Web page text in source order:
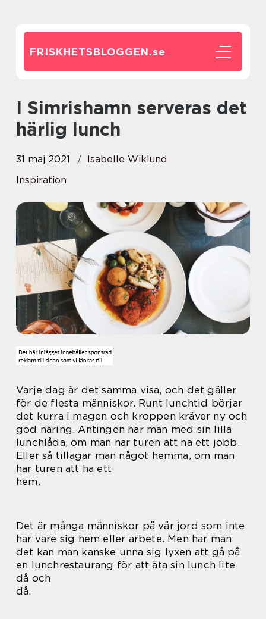
FRISKHETSBLOGGEN.se
I Simrishamn serveras det
härlig lunch
31 maj 2021
Isabelle Wiklund
Inspiration
Varje dag är det samma visa, och det gäller
för de flesta människor. Runt lunchtid börjar
det kurra i magen och kroppen kräver ny och
god näring. Antingen har man med sin lilla
lunchlåda, om man har turen att ha ett jobb.
Eller så tillagar man något hemma, om man
har turen att ha ett
hem.
Det är många människor på vår jord som inte
har vare sig hem eller arbete. Men har man
det kan man kanske unna sig lyxen att gå på
en lunchrestaurang för att äta sin lunch lite
då och
då.